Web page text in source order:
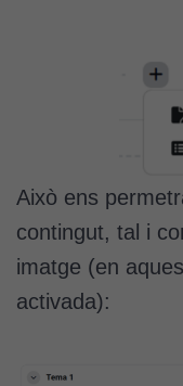
Això ens
contingut, tal i
imatge (en
activada):